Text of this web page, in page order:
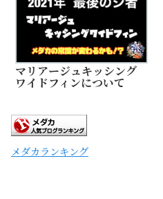
マリアージュキッシング
ワイドフィンについて
メダカランキング